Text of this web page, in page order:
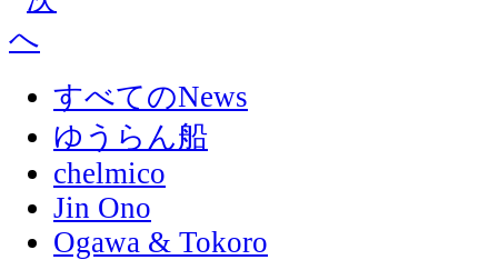
すべてのNews
ゆうらん船
chelmico
Jin Ono
Ogawa & Tokoro